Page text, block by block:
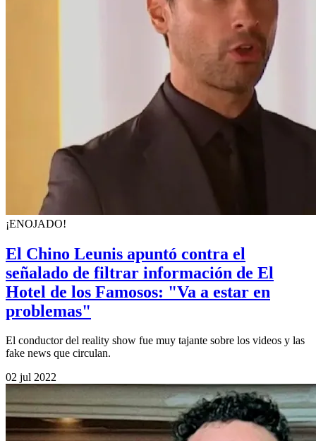
¡ENOJADO!
El Chino Leunis apuntó contra el
señalado de filtrar información de El
Hotel de los Famosos: "Va a estar en
problemas"
El conductor del reality show fue muy tajante sobre los videos y las
fake news que circulan.
02 jul 2022